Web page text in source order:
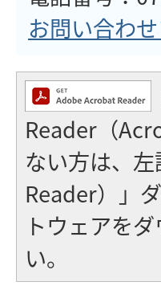
お問い合わ
Reader（
ない方は、
Reader）」
トウェアを
い。